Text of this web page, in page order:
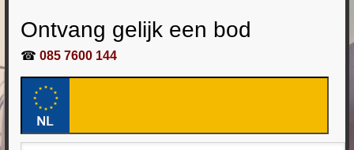
Ontvang gelijk een bod
☎ 085 7600 144